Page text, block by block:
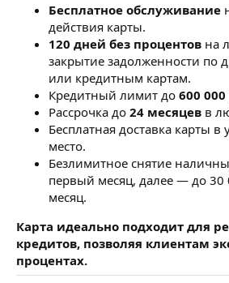
Бесплатное обслуживание
действия карты.
120 дней без процентов на
закрытие задолженности по
или кредитным картам.
Кредитный лимит до 600
Рассрочка до 24 месяцев в
Бесплатная доставка карты
место.
Безлимитное снятие
первый месяц, далее — до 30
месяц.
Карта идеально подходит для
кредитов, позволяя клиентам
процентах.